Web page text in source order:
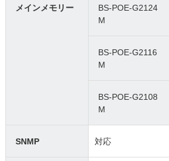
メインメモリー
BS-POE-G2124
M
BS-POE-G2116
M
BS-POE-G2108
M
SNMP 対応